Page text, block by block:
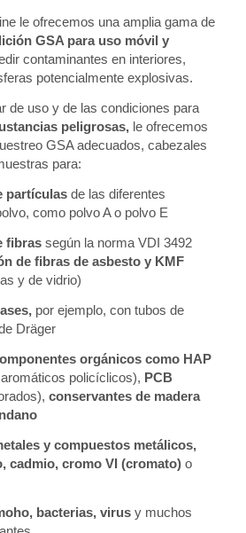
le ofrecemos una amplia gama de
GSA para uso móvil y
contaminantes en interiores,
potencialmente explosivas.
de uso y de las condiciones para
peligrosas, le ofrecemos
GSA adecuados, cabezales
para:
partículas de las diferentes
como polvo A o polvo E
fibras según la norma VDI 3492
de fibras de asbesto y KMF
y de vidrio)
por ejemplo, con tubos de
Dräger
orgánicos como HAP
policíclicos), PCB
conservantes de madera
y compuestos metálicos,
cadmio, cromo VI (cromato) o
bacterias, virus y muchos